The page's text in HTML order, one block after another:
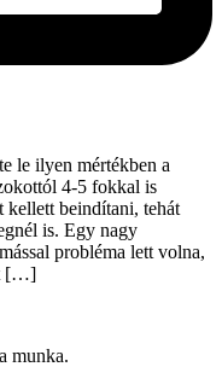
le ilyen mértékben a
4-5 fokkal is
kellett beindítani, tehát
is. Egy nagy
probléma lett volna,
[…]